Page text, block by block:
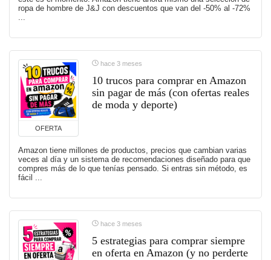
ropa de hombre de J&J con descuentos que van del -50% al -72%
OFERTA
hace 3 meses
10 trucos para comprar en Amazon
sin pagar de más (con ofertas reales
de moda y deporte)
Amazon tiene millones de productos, precios que cambian varias
veces al día y un sistema de recomendaciones diseñado para que
compres más de lo que tenías pensado. Si entras sin método, es
fácil ...
hace 3 meses
5 estrategias para comprar siempre
en oferta en Amazon (y no perderte